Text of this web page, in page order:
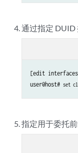
通过指定 DUID
[edit
user@host# set
指定用于委托前